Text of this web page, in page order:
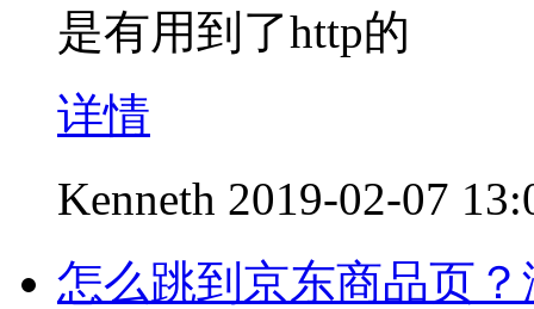
是有用到了http的
详情
Kenneth 2019-02-07
怎么跳到京东商品页